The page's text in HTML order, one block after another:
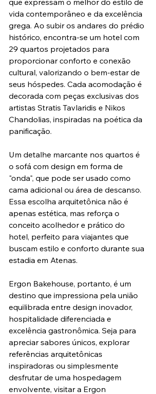
que expressam o melhor do estilo de
vida contemporâneo e da excelência
grega. Ao subir os andares do prédio
histórico, encontra-se um hotel com
29 quartos projetados para
proporcionar conforto e conexão
cultural, valorizando o bem-estar de
seus hóspedes. Cada acomodação é
decorada com peças exclusivas dos
artistas Stratis Tavlaridis e Nikos
Chandolias, inspiradas na poética da
panificação.
Um detalhe marcante nos quartos é
o sofá com design em forma de
"onda", que pode ser usado como
cama adicional ou área de descanso.
Essa escolha arquitetônica não é
apenas estética, mas reforça o
conceito acolhedor e prático do
hotel, perfeito para viajantes que
buscam estilo e conforto durante sua
estadia em Atenas.
Ergon Bakehouse, portanto, é um
destino que impressiona pela união
equilibrada entre design inovador,
hospitalidade diferenciada e
excelência gastronômica. Seja para
apreciar sabores únicos, explorar
referências arquitetônicas
inspiradoras ou simplesmente
desfrutar de uma hospedagem
envolvente, visitar a Ergon